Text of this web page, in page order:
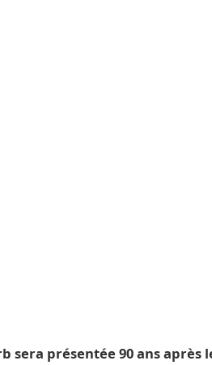
sera présentée 90 ans après